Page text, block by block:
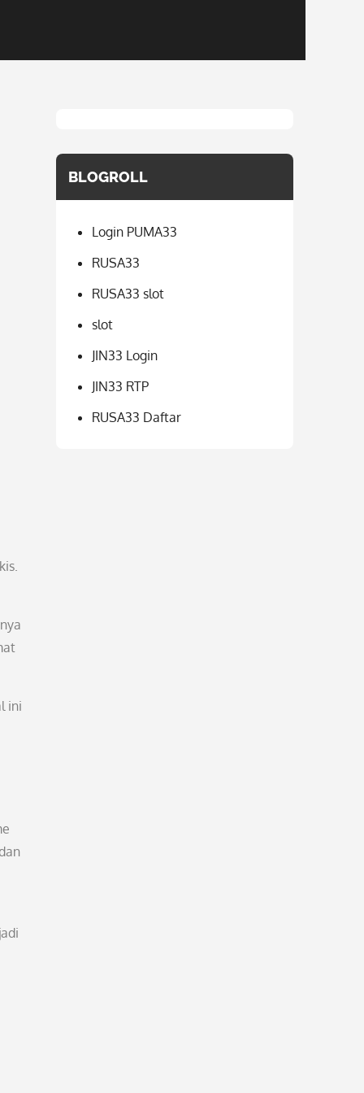
ini
BLOGROLL
Login PUMA33
RUSA33
RUSA33 slot
slot
JIN33 Login
JIN33 RTP
RUSA33 Daftar